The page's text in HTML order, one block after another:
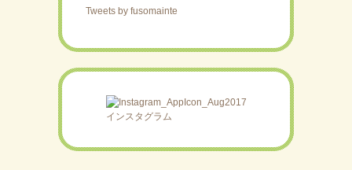
Tweets by fusomainte
インスタグラム